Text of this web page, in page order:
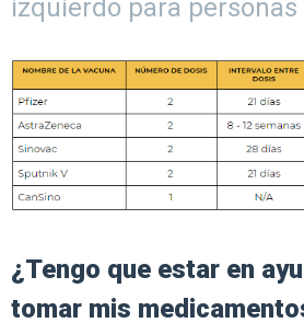
izquierdo para
¿Tengo que estar en
tomar mis